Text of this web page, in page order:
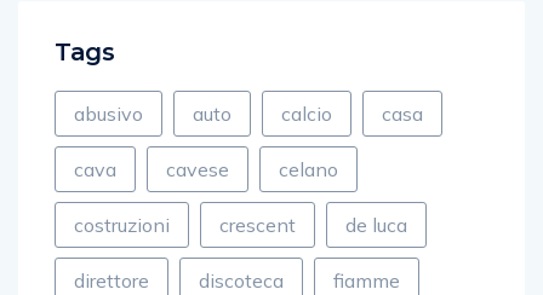
Tags
abusivo auto calcio casa
cava cavese celano
costruzioni crescent de luca
direttore discoteca fiamme